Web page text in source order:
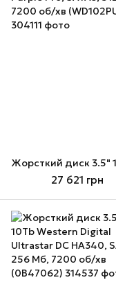
27 621 грн